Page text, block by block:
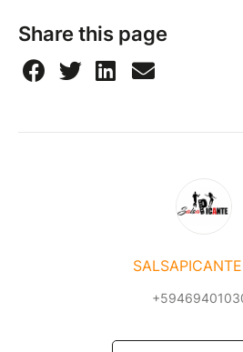
Share this page
SALSAPICANTE